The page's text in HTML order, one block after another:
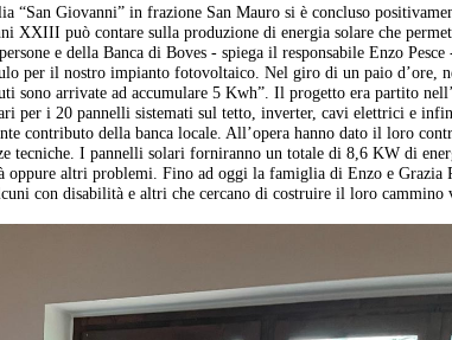
Giovanni” in frazione San Mauro si è concluso
XXIII può contare sulla produzione di energia solare che
e della Banca di Boves - spiega il responsabile Enzo Pesce
per il nostro impianto fotovoltaico. Nel giro di un paio d’ore,
sono arrivate ad accumulare 5 Kwh”. Il progetto era partito
per i 20 pannelli sistemati sul tetto, inverter, cavi elettrici e
contributo della banca locale. All’opera hanno dato il loro
tecniche. I pannelli solari forniranno un totale di 8,6 KW di
oppure altri problemi. Fino ad oggi la famiglia di Enzo e Grazia
con disabilità e altri che cercano di costruire il loro cammino